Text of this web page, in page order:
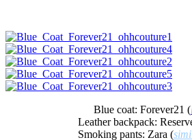
Blue coat: Forever21 (
Leather backpack:
Smoking pants: Zara (